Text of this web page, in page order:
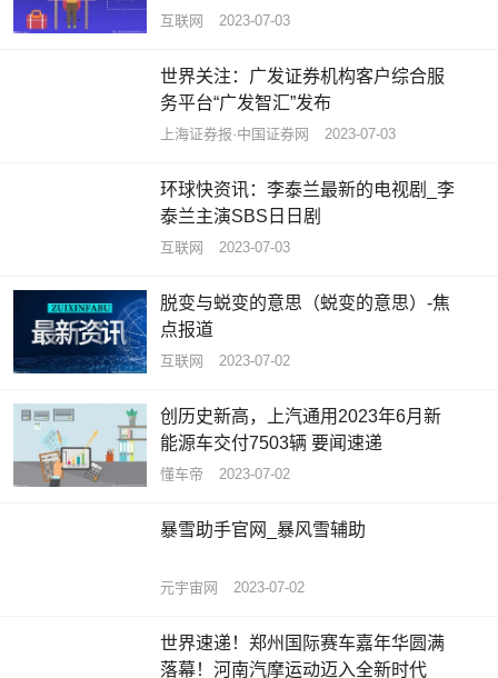
互联网 2023-07-03
世界关注：广发证券机构客户综合服
务平台“广发智汇”发布
上海证券报·中国证券网 2023-07-03
环球快资讯：李泰兰最新的电视剧_李
泰兰主演SBS日日剧
互联网 2023-07-03
脱变与蜕变的意思（蜕变的意思）-焦
点报道
互联网 2023-07-02
创历史新高，上汽通用2023年6月新
能源车交付7503辆 要闻速递
懂车帝 2023-07-02
暴雪助手官网_暴风雪辅助
元宇宙网 2023-07-02
世界速递！郑州国际赛车嘉年华圆满
落幕！河南汽摩运动迈入全新时代